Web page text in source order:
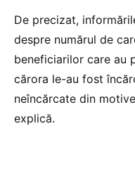
De precizat,
despre numărul de
beneficiarilor care au
cărora le-au fost
neîncărcate din
explică.